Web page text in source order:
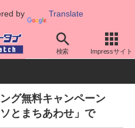
by Translate
検索 Impressサイト
その他
グ無料キャンペーン
とまちあわせ」で